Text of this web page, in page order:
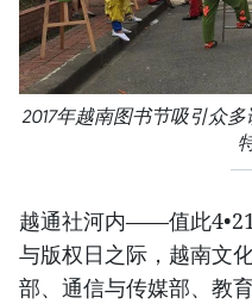
2017年越南图书节吸引众
越通社河内——值此
与版权日之际，越南文
部、通信与传媒部、教